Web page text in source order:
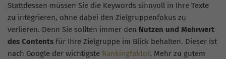
Stattdessen müssen Sie die Keywords sinnvoll in Ihre Texte
zu integrieren, ohne dabei den Zielgruppenfokus zu
verlieren. Denn Sie sollten immer den Nutzen und Mehrwert
des Contents für Ihre Zielgruppe im Blick behalten. Dieser ist
nach Google der wichtigste Rankingfaktor. Mehr zu gutem